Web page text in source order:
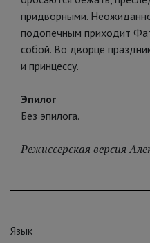
придворными.
подопечным приходит
собой. Во дворце
и принцессу.
Эпилог
Без эпилога.
Режиссерская версия
Язык